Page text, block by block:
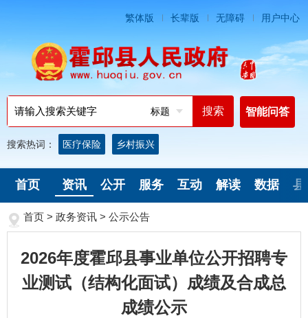
繁体版 长辈版 无障碍 用户中心
标题 智能问答
搜索热词： 医疗保险 乡村振兴
首页 资讯 公开 服务 互动 解读 数据 县
首页 > 政务资讯 > 公示公告
2026年度霍邱县事业单位公开招聘专
业测试（结构化面试）成绩及合成总
成绩公示